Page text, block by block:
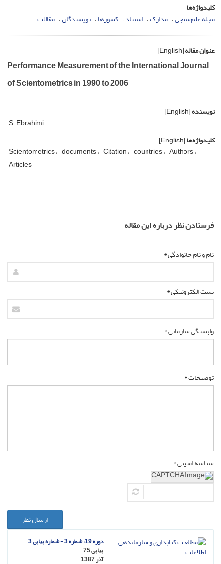
کلیدواژه‌ها
مجله علم‌سنجی مدارک استناد کشورها نویسندگان مقالات
عنوان مقاله[English]
Performance Measurement of the International Journal
of Scientometrics in 1990 to 2006
نویسنده[English]
S. Ebrahimi
کلیدواژه‌ها[English]
Scientometrics documents Citation countries Authors
Articles
فرستادن نظر درباره این مقاله
نام و نام خانوادگی *
پست الکترونیکی *
وابستگی سازمانی *
توضیحات *
شناسه امنیتی *
ارسال نظر
دوره 19، شماره 3 - شماره پیاپی 3
پیاپی 75
آذر 1387